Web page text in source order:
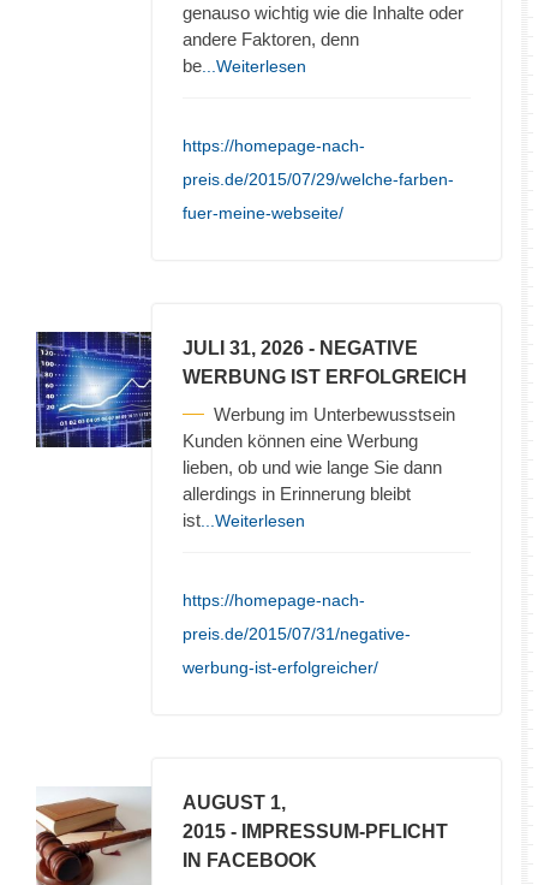
genauso wichtig wie die Inhalte oder
andere Faktoren, denn
be ...Weiterlesen
https://homepage-nach-
preis.de/2015/07/29/welche-farben-
fuer-meine-webseite/
JULI 31, 2026 - NEGATIVE
WERBUNG IST ERFOLGREICH
Werbung im Unterbewusstsein
Kunden können eine Werbung
lieben, ob und wie lange Sie dann
allerdings in Erinnerung bleibt
ist ...Weiterlesen
https://homepage-nach-
preis.de/2015/07/31/negative-
werbung-ist-erfolgreicher/
AUGUST 1,
2015 - IMPRESSUM-PFLICHT
IN FACEBOOK